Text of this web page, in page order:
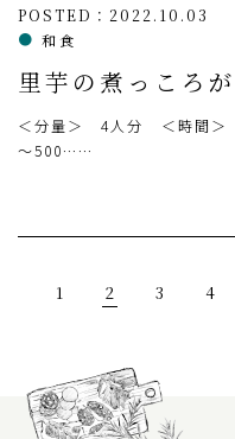
POSTED：2022.10.03
和食
里芋の煮っころ
＜分量＞ 4人分 ＜時
～500……
1 2 3 4